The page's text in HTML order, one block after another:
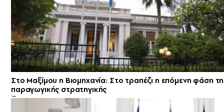
Στο Μαξίμου η Βιομηχανία: Στο τραπέζι η επόμενη φάση
παραγωγικής στρατηγικής